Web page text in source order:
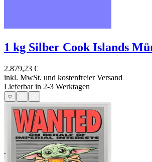
1 kg Silber Cook Islands
2.879,23 €
inkl. MwSt. und kostenfreier Versand
Lieferbar in 2-3 Werktagen